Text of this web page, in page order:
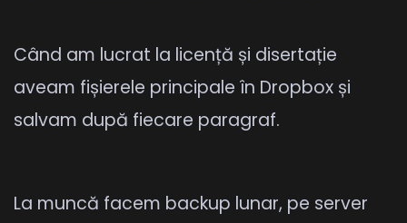
Când am lucrat la licență și disertație
aveam fișierele principale în Dropbox și
salvam după fiecare paragraf.
La muncă facem backup lunar, pe server